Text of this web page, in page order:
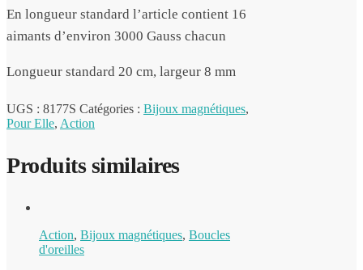
En longueur standard l’article contient 16
aimants d’environ 3000 Gauss chacun
Longueur standard 20 cm, largeur 8 mm
UGS : 8177S Catégories : Bijoux magnétiques,
Pour Elle, Action
Produits similaires
Action, Bijoux magnétiques, Boucles
d'oreilles